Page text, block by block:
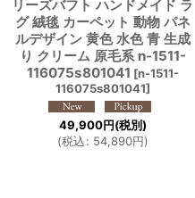
リーズバフト ハンドメイド ラ
グ 絨毯 カーペット 動物 パネ
ルデザイン 黄色 水色 青 生成
り クリーム 原毛系 n-1511-
116075s801041 [n-1511-
116075s801041]
49,900円(税別)
(税込: 54,890円)